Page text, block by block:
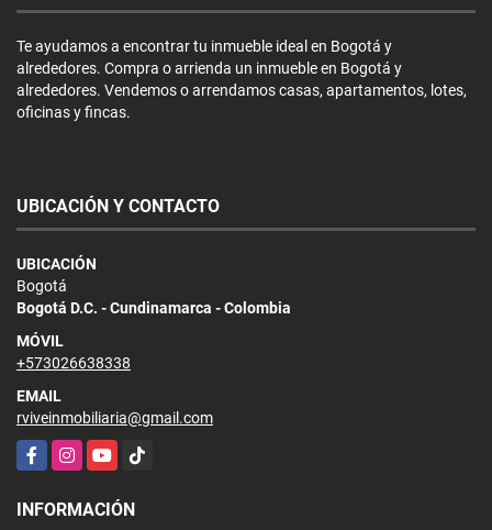
Te ayudamos a encontrar tu inmueble ideal en Bogotá y
alrededores. Compra o arrienda un inmueble en Bogotá y
alrededores. Vendemos o arrendamos casas, apartamentos, lotes,
oficinas y fincas.
UBICACIÓN Y CONTACTO
UBICACIÓN
Bogotá
Bogotá D.C. - Cundinamarca - Colombia
MÓVIL
+573026638338
EMAIL
rviveinmobiliaria@gmail.com
FacebookInstagramYouTubeTikTok
INFORMACIÓN